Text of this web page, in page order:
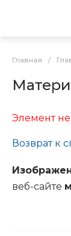
Главная /
Элемент
Возврат к
веб-сайте